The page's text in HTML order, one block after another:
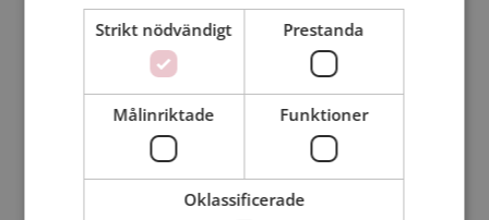
Bli medlem utan kostnad!
Min ålder:
Strikt nödvändigt Prestanda
Målinriktade Funktioner
Oklassificerade